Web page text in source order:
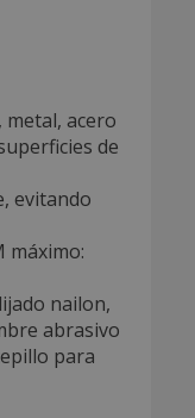
acero
de
evitando
máximo:
nailon,
abrasivo
para